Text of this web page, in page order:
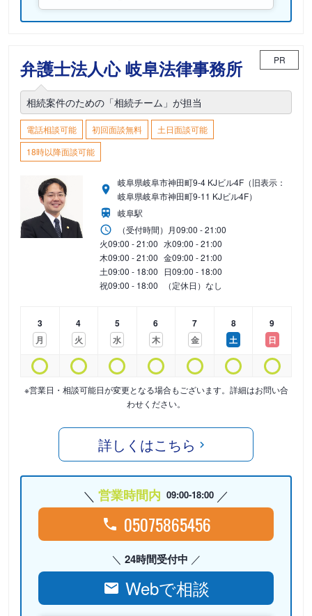
弁護士法人心 岐阜法律事務所 PR
相続案件のための「相続チーム」が担当
電話相談可能 初回面談無料
土日面談可能
18時以降面談可能
岐阜県岐阜市神田町9-4 KJビル4F（旧表示：
岐阜県岐阜市神田町9-11 KJビル4F）
岐阜駅
（受付時間） 月09:00 - 21:00
火09:00 - 21:00 水09:00 - 21:00
木09:00 - 21:00 金09:00 - 21:00
土09:00 - 18:00 日09:00 - 18:00
祝09:00 - 18:00 （定休日）なし
3
月
4
火
5
水
6
木
7
金
8
土
9
日
※営業日・相談可能日が変更となる場合もございます。詳細はお問い合
わせください。
詳しくはこちら
営業時間内 09:00-18:00
05075865456
24時間受付中
Webで相談